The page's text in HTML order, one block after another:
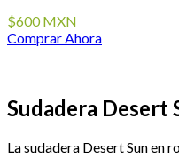
$600 MXN
Comprar Ahora
Sudadera Desert
La sudadera Desert Sun en